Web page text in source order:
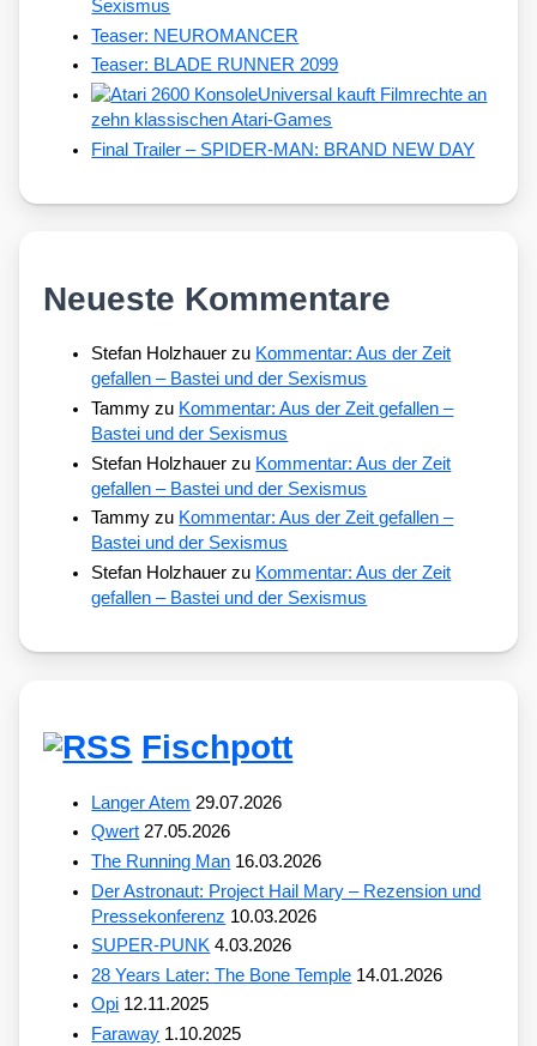
Sexismus
Teaser: NEUROMANCER
Teaser: BLADE RUNNER 2099
Universal kauft Filmrechte an
zehn klassischen Atari-Games
Final Trailer – SPIDER-MAN: BRAND NEW DAY
Neueste Kommentare
Stefan Holzhauer zu Kommentar: Aus der Zeit
gefallen – Bastei und der Sexismus
Tammy zu Kommentar: Aus der Zeit gefallen –
Bastei und der Sexismus
Stefan Holzhauer zu Kommentar: Aus der Zeit
gefallen – Bastei und der Sexismus
Tammy zu Kommentar: Aus der Zeit gefallen –
Bastei und der Sexismus
Stefan Holzhauer zu Kommentar: Aus der Zeit
gefallen – Bastei und der Sexismus
Fischpott
Langer Atem 29.07.2026
Qwert 27.05.2026
The Running Man 16.03.2026
Der Astronaut: Project Hail Mary – Rezension und
Pressekonferenz 10.03.2026
SUPER-PUNK 4.03.2026
28 Years Later: The Bone Temple 14.01.2026
Opi 12.11.2025
Faraway 1.10.2025